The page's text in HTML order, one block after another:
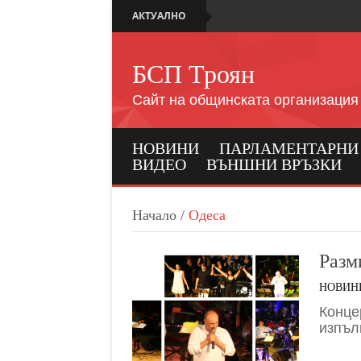
АКТУАЛНО
БСП Троян
Сайт на общинската организация
НОВИНИ ПАРЛАМЕНТАРНИ
ВИДЕО
ВЪНШНИ ВРЪЗКИ
Начало / Одеса